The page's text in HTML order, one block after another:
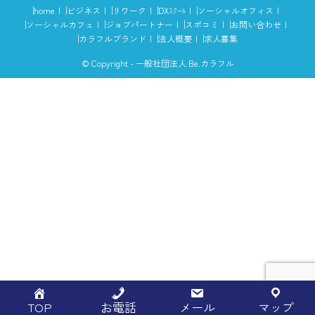
home ビジネス リワーク DXｽｸｰﾙ
ソーシャルオフィス
ソーシャルカフェ
ジョブパートナー スポコミ
お問い合わせ
カラフルブランド
法人概要 求人募集
© Copyright - 一般社団法人 Be.カラフル
TOP お電話 メール マップ